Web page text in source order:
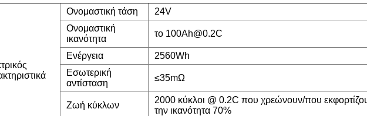
Ονομαστική τάση
24V
Ονομαστική
ικανότητα
το 100Ah@0.2C
Ενέργεια
2560Wh
Εσωτερική
αντίσταση
≤35mΩ
Ζωή κύκλων
2000 κύκλοι @ 0.2C που χρεώνουν/που
την ικανότητα 70%